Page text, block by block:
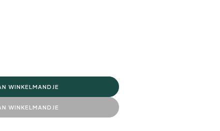
WINKELMANDJE
WINKELMANDJE